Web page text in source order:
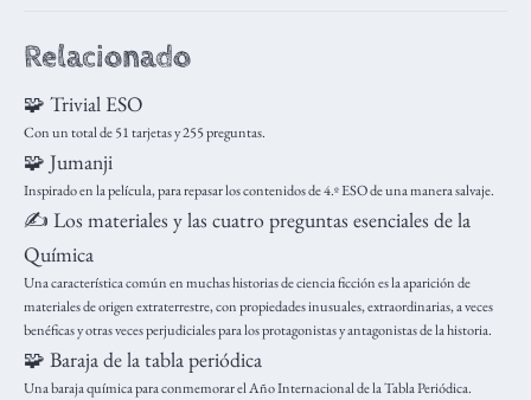
Relacionado
🧩 Trivial ESO
Con un total de 51 tarjetas y 255 preguntas.
🧩 Jumanji
Inspirado en la película, para repasar los contenidos de 4.º ESO de una manera salvaje.
✍️ Los materiales y las cuatro preguntas esenciales de la
Química
Una característica común en muchas historias de ciencia ficción es la aparición de
materiales de origen extraterrestre, con propiedades inusuales, extraordinarias, a veces
benéficas y otras veces perjudiciales para los protagonistas y antagonistas de la historia.
🧩 Baraja de la tabla periódica
Una baraja química para conmemorar el Año Internacional de la Tabla Periódica.